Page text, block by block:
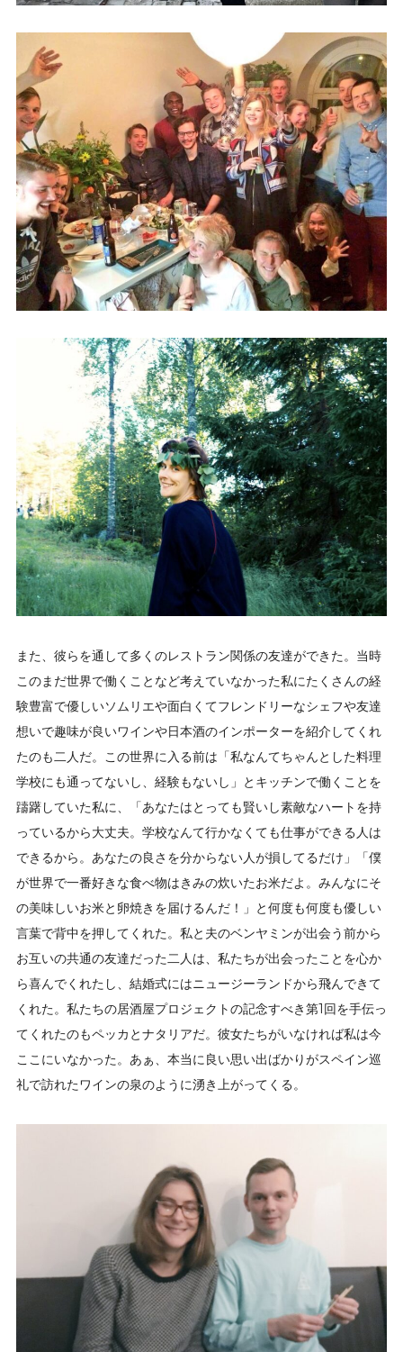
また、彼らを通して多くのレストラン関係の友達ができた。当時
このまだ世界で働くことなど考えていなかった私にたくさんの経
験豊富で優しいソムリエや面白くてフレンドリーなシェフや友達
想いで趣味が良いワインや日本酒のインポーターを紹介してくれ
たのも二人だ。この世界に入る前は「私なんてちゃんとした料理
学校にも通ってないし、経験もないし」とキッチンで働くことを
躊躇していた私に、「あなたはとっても賢いし素敵なハートを持
っているから大丈夫。学校なんて行かなくても仕事ができる人は
できるから。あなたの良さを分からない人が損してるだけ」「僕
が世界で一番好きな食べ物はきみの炊いたお米だよ。みんなにそ
の美味しいお米と卵焼きを届けるんだ！」と何度も何度も優しい
言葉で背中を押してくれた。私と夫のベンヤミンが出会う前から
お互いの共通の友達だった二人は、私たちが出会ったことを心か
ら喜んでくれたし、結婚式にはニュージーランドから飛んできて
くれた。私たちの居酒屋プロジェクトの記念すべき第1回を手伝っ
てくれたのもペッカとナタリアだ。彼女たちがいなければ私は今
ここにいなかった。あぁ、本当に良い思い出ばかりがスペイン巡
礼で訪れたワインの泉のように湧き上がってくる。